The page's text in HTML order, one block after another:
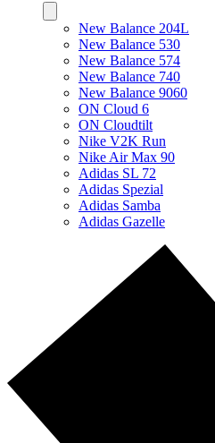
New Balance 204L
New Balance 530
New Balance 574
New Balance 740
New Balance 9060
ON Cloud 6
ON Cloudtilt
Nike V2K Run
Nike Air Max 90
Adidas SL 72
Adidas Spezial
Adidas Samba
Adidas Gazelle